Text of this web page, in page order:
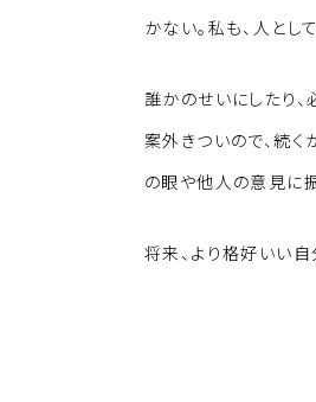
かない。私も、人と
誰かのせいにしたり
案外きついので、続
の眼や他人の意見に
将来、より格好いい